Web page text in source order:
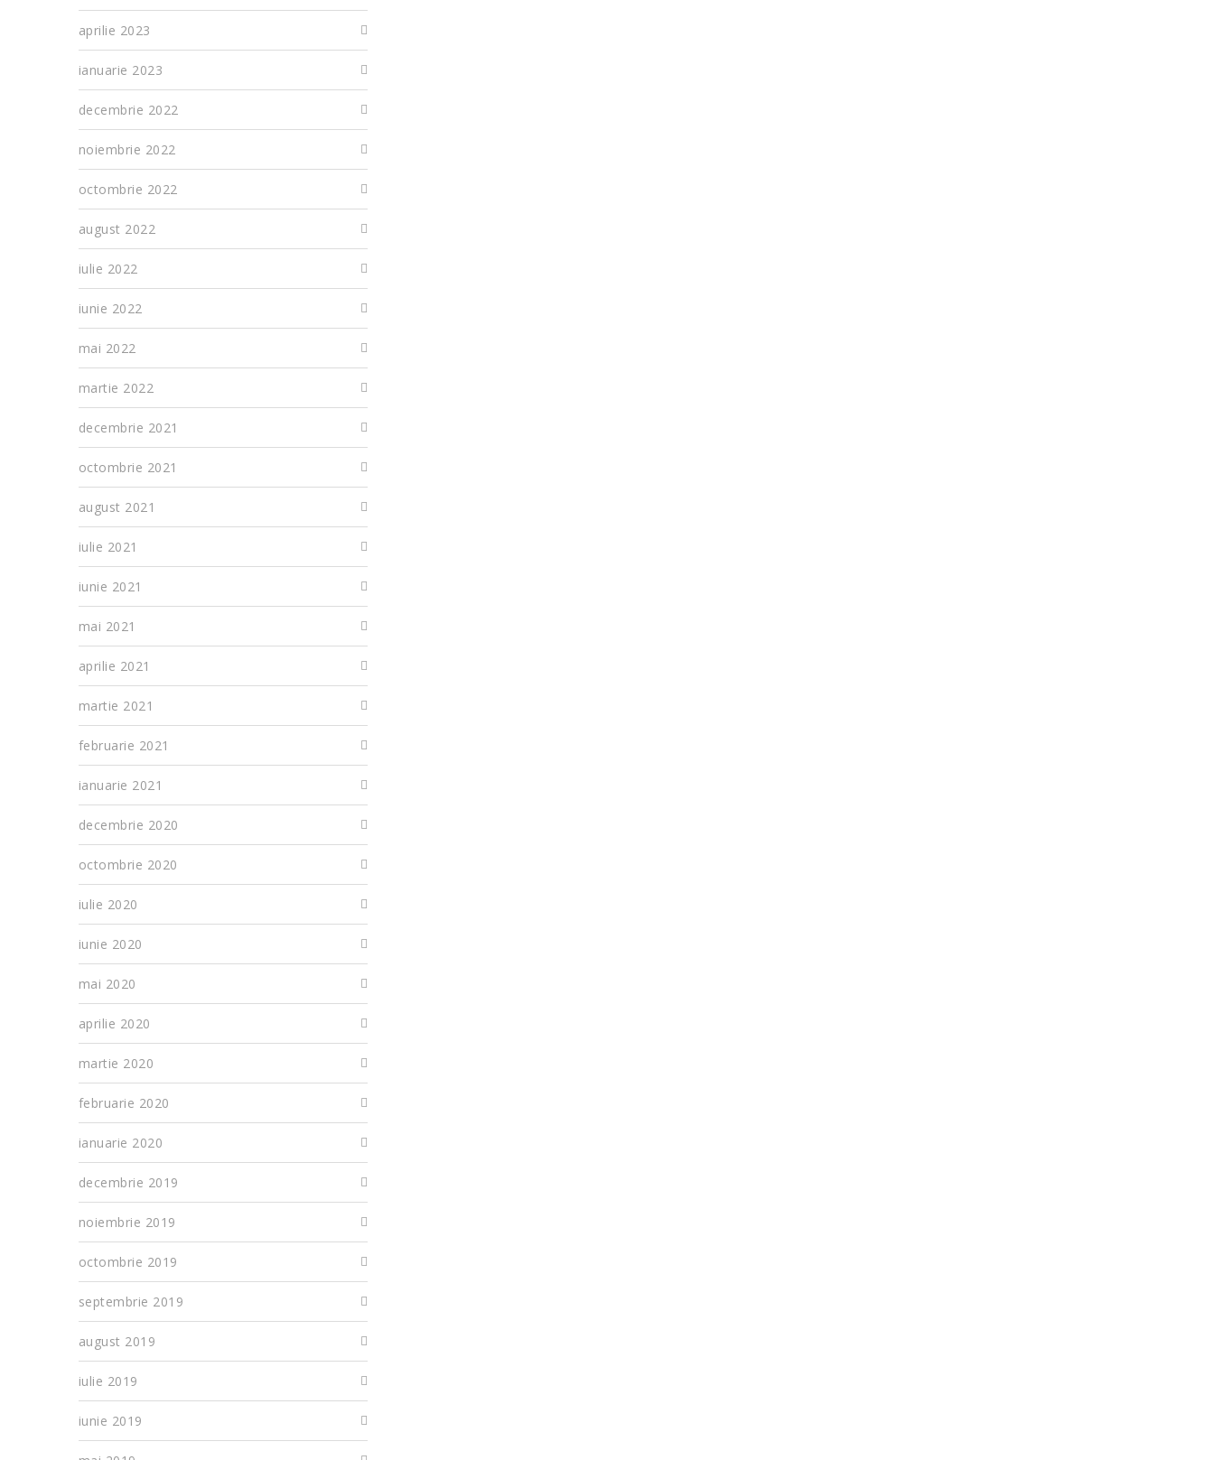
aprilie 2023
ianuarie 2023
decembrie 2022
noiembrie 2022
octombrie 2022
august 2022
iulie 2022
iunie 2022
mai 2022
martie 2022
decembrie 2021
octombrie 2021
august 2021
iulie 2021
iunie 2021
mai 2021
aprilie 2021
martie 2021
februarie 2021
ianuarie 2021
decembrie 2020
octombrie 2020
iulie 2020
iunie 2020
mai 2020
aprilie 2020
martie 2020
februarie 2020
ianuarie 2020
decembrie 2019
noiembrie 2019
octombrie 2019
septembrie 2019
august 2019
iulie 2019
iunie 2019